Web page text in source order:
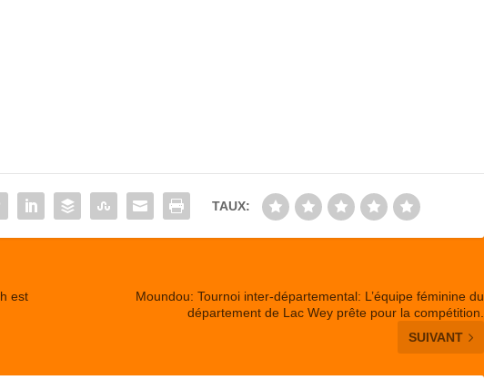
TAUX:
est
Moundou: Tournoi inter-départemental: L’équipe féminine du
département de Lac Wey prête pour la compétition.
SUIVANT